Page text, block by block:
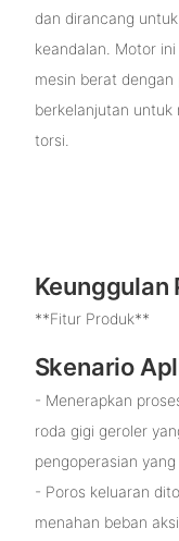
dan dirancang
keandalan. Motor
mesin berat
berkelanjutan untuk
torsi.
Keunggulan
**Fitur Produk**
Skenario
- Menerapkan
roda gigi geroler
pengoperasian
- Poros keluaran
menahan beban